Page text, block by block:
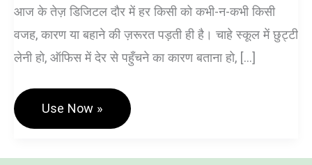
आज के तेज़ डिजिटल दौर में हर किसी को कभी-न-कभी किसी
वजह, कारण या बहाने की ज़रूरत पड़ती ही है। चाहे स्कूल में छुट्टी
लेनी हो, ऑफिस में देर से पहुँचने का कारण बताना हो, […]
Excuse
Reason
(Hindi
Use Now »